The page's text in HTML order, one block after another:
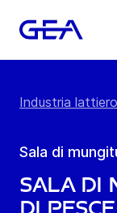
Industria
Sala di
Sala di